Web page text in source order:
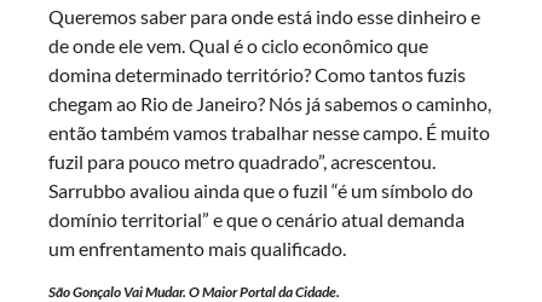
Queremos saber para onde está indo esse dinheiro e
de onde ele vem. Qual é o ciclo econômico que
domina determinado território? Como tantos fuzis
chegam ao Rio de Janeiro? Nós já sabemos o caminho,
então também vamos trabalhar nesse campo. É muito
fuzil para pouco metro quadrado”, acrescentou.
Sarrubbo avaliou ainda que o fuzil “é um símbolo do
domínio territorial” e que o cenário atual demanda
um enfrentamento mais qualificado.
São Gonçalo Vai Mudar. O Maior Portal da Cidade.